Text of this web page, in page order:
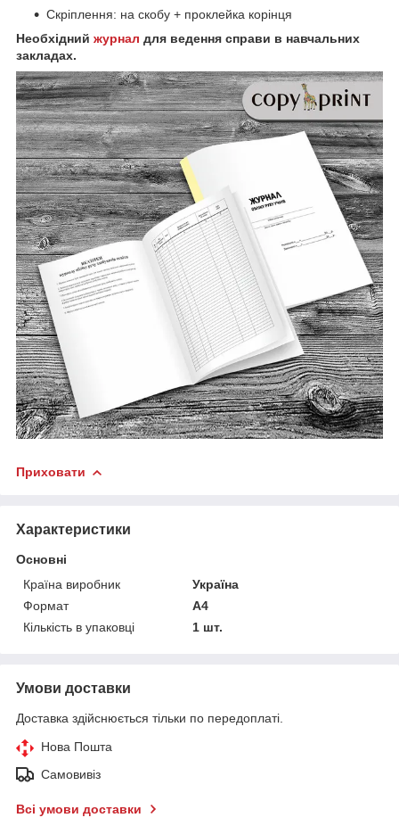
Скріплення: на скобу + проклейка корінця
Необхідний журнал для ведення справи в навчальних
закладах.
Приховати
Характеристики
Основні
Країна виробник
Україна
Формат
A4
Кількість в упаковці
1 шт.
Умови доставки
Доставка здійснюється тільки по передоплаті.
Нова Пошта
Самовивіз
Всі умови доставки